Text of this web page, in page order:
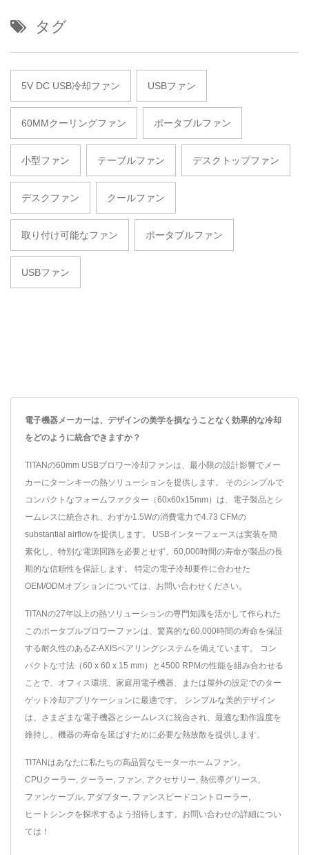
タグ
5V DC USB冷却ファン USBファン
60MMクーリングファン ポータブルファン
小型ファン テーブルファン デスクトップファン
デスクファン クールファン
取り付け可能なファン ポータブルファン
USBファン
電子機器メーカーは、デザインの美学を損なうことなく効果的な冷却
をどのように統合できますか？
TITANの60mm USBブロワー冷却ファンは、最小限の設計影響でメー
カーにターンキーの熱ソリューションを提供します。 そのシンプルで
コンパクトなフォームファクター（60x60x15mm）は、電子製品とシ
ームレスに統合され、わずか1.5Wの消費電力で4.73 CFMの
substantial airflowを提供します。 USBインターフェースは実装を簡
素化し、特別な電源回路を必要とせず、60,000時間の寿命が製品の長
期的な信頼性を保証します。 特定の電子冷却要件に合わせた
OEM/ODMオプションについては、お問い合わせください。
TITANの27年以上の熱ソリューションの専門知識を活かして作られた
このポータブルブロワーファンは、驚異的な60,000時間の寿命を保証
する耐久性のあるZ-AXISベアリングシステムを備えています。 コン
パクトな寸法（60 x 60 x 15 mm）と4500 RPMの性能を組み合わせる
ことで、オフィス環境、家庭用電子機器、または屋外の設定でのター
ゲット冷却アプリケーションに最適です。 シンプルな美的デザイン
は、さまざまな電子機器とシームレスに統合され、最適な動作温度を
維持し、機器の寿命を延ばすために必要な熱放散を提供します。
TITANはあなたに私たちの高品質なモーターホームファン,
CPUクーラー, クーラー, ファン, アクセサリー, 熱伝導グリース,
ファンケーブル, アダプター, ファンスピードコントローラー,
ヒートシンク を探求するよう招待します。 お問い合わせの詳細につい
ては！